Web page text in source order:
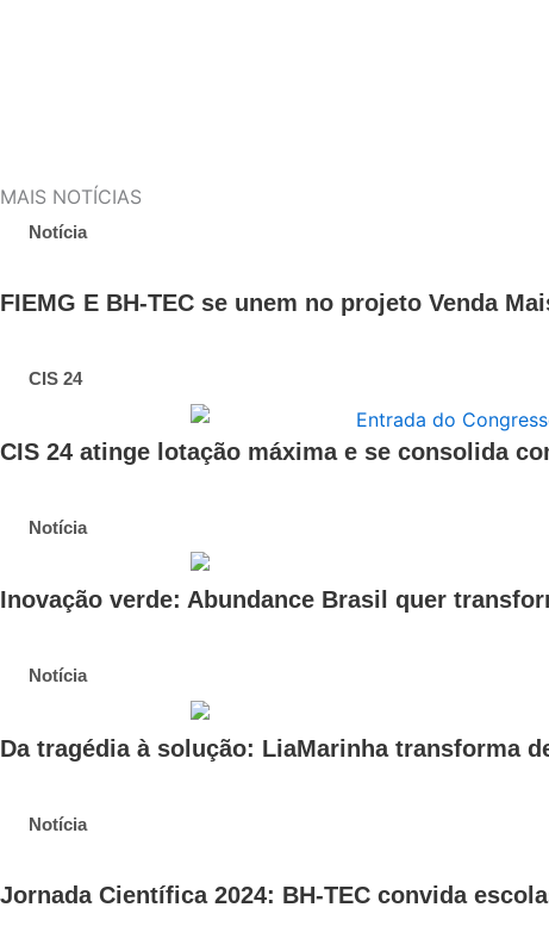
MAIS NOTÍCIAS
Notícia
FIEMG E BH-TEC se unem no projeto Venda
CIS 24
CIS 24 atinge lotação máxima e se consolida
Notícia
Inovação verde: Abundance Brasil quer
Notícia
Da tragédia à solução: LiaMarinha transforma
Notícia
Jornada Científica 2024: BH-TEC convida